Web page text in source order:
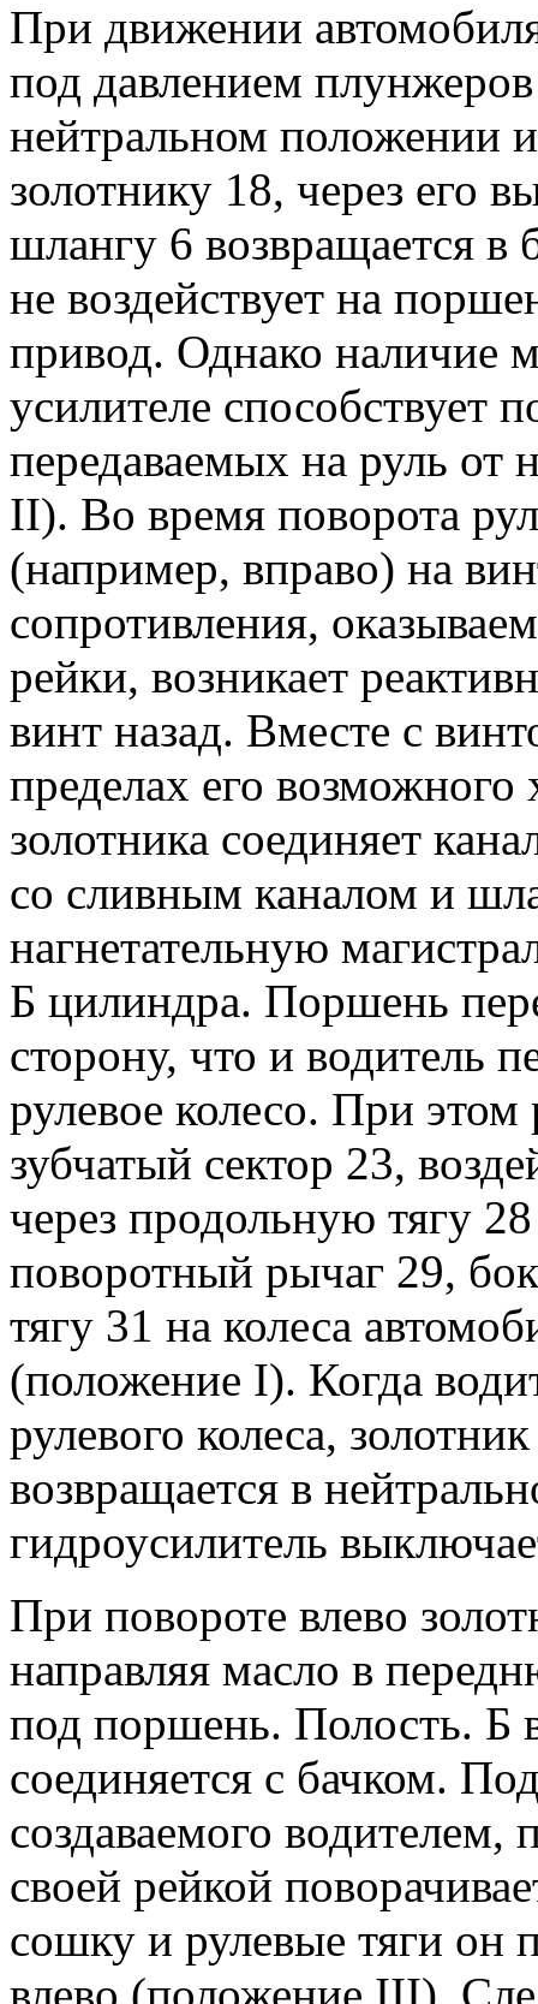
При движении
под давлением
нейтральном положении
золотнику 18, через его
шлангу 6 возвращается в
не воздействует на
привод. Однако наличие
усилителе способствует
передаваемых на руль от
II). Во время поворота
(например, вправо) на
сопротивления,
рейки, возникает
винт назад. Вместе с
пределах его возможного
золотника соединяет
со сливным каналом и
нагнетательную
Б цилиндра. Поршень
сторону, что и водитель
рулевое колесо. При
зубчатый сектор 23,
через продольную тягу
поворотный рычаг 29,
тягу 31 на колеса
(положение I). Когда
рулевого колеса,
возвращается в
гидроусилитель
При повороте влево
направляя масло в
под поршень. Полость. Б
соединяется с бачком.
создаваемого
своей рейкой
сошку и рулевые тяги он